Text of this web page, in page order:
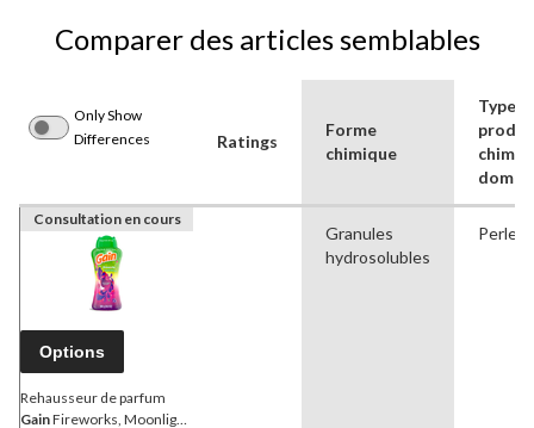
Comparer des articles semblables
Only Show
Differences
Ratings
Forme
chimique
Type
Consultation en cours
Options
Rehausseur de parfum
GainFireworks, Moonlight
Granules
hydrosolubles
Perles